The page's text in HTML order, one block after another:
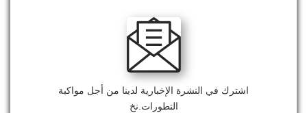
اشترك في النشرة الإخبارية لدينا من أجل مواكبة
التطورات.نخ